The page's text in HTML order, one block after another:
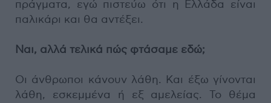
πράγματα, εγώ πιστεύω ότι η Ελλάδα είναι
παλικάρι και θα αντέξει.
Ναι, αλλά τελικά πώς φτάσαμε εδώ;
Οι άνθρωποι κάνουν λάθη. Και έξω γίνονται
λάθη, εσκεμμένα ή εξ αμελείας. Το θέμα